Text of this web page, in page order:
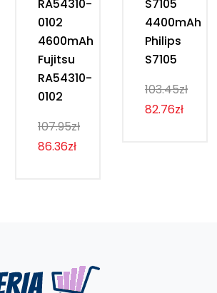
RA54310-
0102
4600mAh
Fujitsu
RA54310-
0102
107.95zł
86.36zł
S7105
4400mAh
Philips
S7105
103.45zł
82.76zł